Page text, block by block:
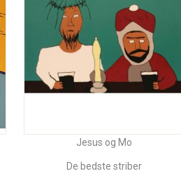
Jesus og Mo
De bedste striber